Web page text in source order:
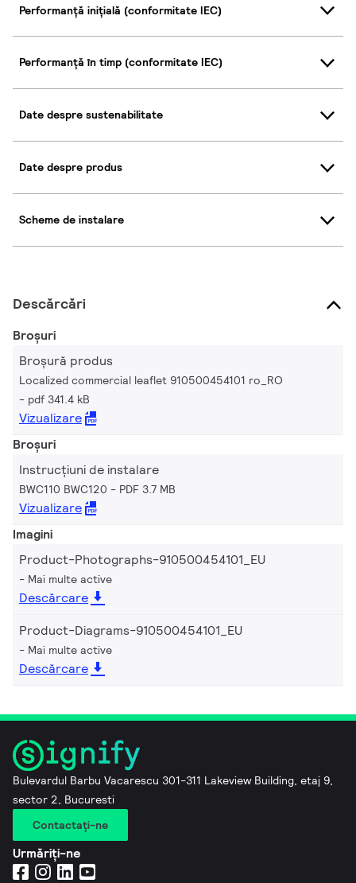
Performanță inițială (conformitate IEC)
Performanță în timp (conformitate IEC)
Date despre sustenabilitate
Date despre produs
Scheme de instalare
Descărcări
Broșuri
Broșură produs
Localized commercial leaflet 910500454101 ro_RO
pdf 341.4 kB
Vizualizare
Broșuri
Instrucțiuni de instalare
BWC110 BWC120 PDF 3.7 MB
Vizualizare
Imagini
Product-Photographs-910500454101_EU
Mai multe active
Descărcare
Product-Diagrams-910500454101_EU
Mai multe active
Descărcare
Bulevardul Barbu Vacarescu 301-311 Lakeview Building, etaj 9,
sector 2, Bucuresti
Contactaţi-ne
Urmăriți-ne